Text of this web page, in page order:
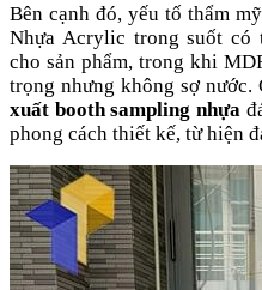
Bên cạnh đó, yếu tố thẩm
Nhựa Acrylic trong suốt có
cho sản phẩm, trong khi
trọng nhưng không sợ nước.
xuất booth sampling nhựa
phong cách thiết kế, từ hiện